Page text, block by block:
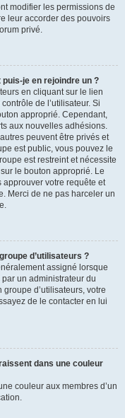
modifier les permissions de
leur accorder des pouvoirs
privé.
je en rejoindre un ?
en cliquant sur le lien
de l’utilisateur. Si
approprié. Cependant,
aux nouvelles adhésions.
peuvent être privés et
est public, vous pouvez le
est restreint et nécessite
le bouton approprié. Le
approuver votre requête et
Merci de ne pas harceler un
d’utilisateurs ?
assigné lorsque
un administrateur du
d’utilisateurs, votre
de le contacter en lui
dans une couleur
couleur aux membres d’un